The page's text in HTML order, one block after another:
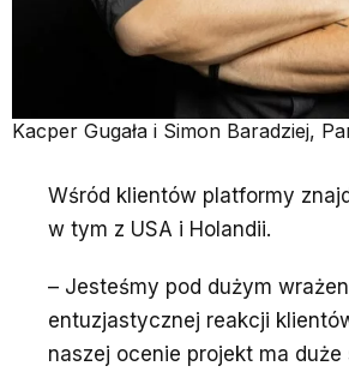
Kacper Gugała i Simon Baradziej,
Wśród klientów platformy
w tym z USA i Holandii.
– Jesteśmy pod dużym
entuzjastycznej reakcji
naszej ocenie projekt ma